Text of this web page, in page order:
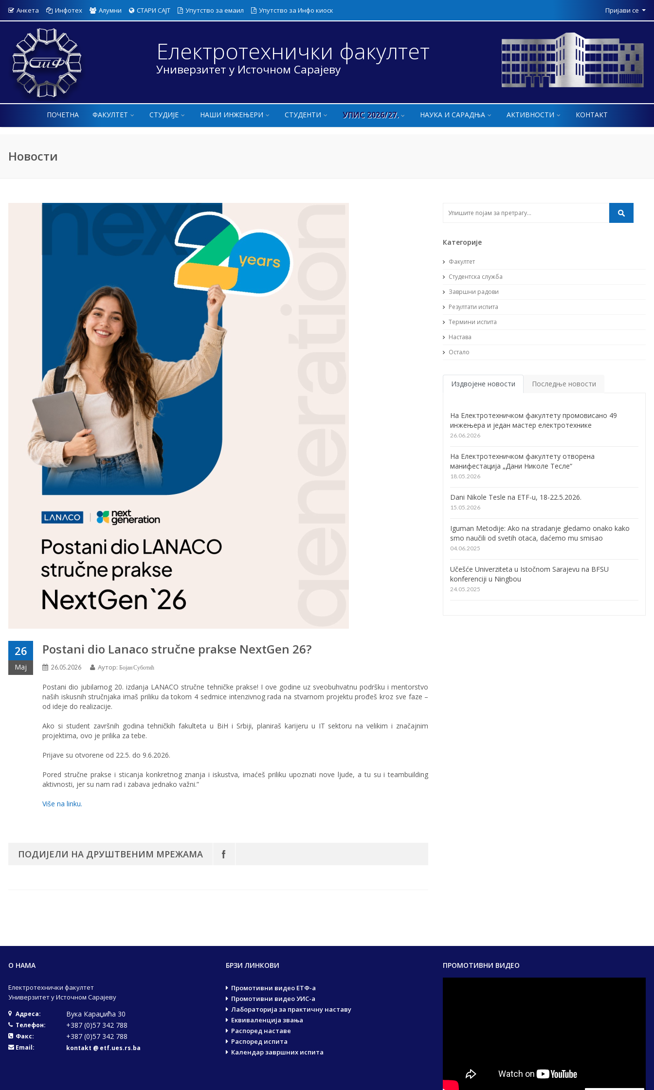
Анкета Инфотех Алумни СТАРИ САЈТ Упутство за емаил Упутство за Инфо киоск Пријави се
Електротехнички факултет
Универзитет у Источном Сарајеву
ПОЧЕТНА ФАКУЛТЕТ СТУДИЈЕ НАШИ ИНЖЕЊЕРИ СТУДЕНТИ УПИС 2026/27. НАУКА И САРАДЊА АКТИВНОСТИ КОНТАКТ
Новости
26
Мај
Postani dio Lanaco stručne prakse NextGen 26?
26.05.2026 Аутор: Бојан Суботић
Postani dio jubilarnog 20. izdanja LANACO stručne tehničke prakse! I ove godine uz sveobuhvatnu podršku i mentorstvo
naših iskusnih stručnjaka imaš priliku da tokom 4 sedmice intenzivnog rada na stvarnom projektu prođeš kroz sve faze –
od ideje do realizacije.
Ako si student završnih godina tehničkih fakulteta u BiH i Srbiji, planiraš karijeru u IT sektoru na velikim i značajnim
projektima, ovo je prilika za tebe.
Prijave su otvorene od 22.5. do 9.6.2026.
Pored stručne prakse i sticanja konkretnog znanja i iskustva, imaćeš priliku upoznati nove ljude, a tu su i teambuilding
aktivnosti, jer su nam rad i zabava jednako važni.”
Više na linku.
ПОДИЈЕЛИ НА ДРУШТВЕНИМ МРЕЖАМА
Категорије
Факултет
Студентска служба
Завршни радови
Резултати испита
Термини испита
Настава
Остало
Издвојене новости Последње новости
На Електротехничком факултету промовисано 49
инжењера и један мастер електротехнике
26.06.2026
На Електротехничком факултету отворена
манифестација „Дани Николе Тесле“
18.05.2026
Dani Nikole Tesle na ETF-u, 18-22.5.2026.
15.05.2026
Iguman Metodije: Ako na stradanje gledamo onako kako
smo naučili od svetih otaca, daćemo mu smisao
04.06.2025
Učešće Univerziteta u Istočnom Sarajevu na BFSU
konferenciji u Ningbou
24.05.2025
О НАМА
Електротехнички факултет
Универзитет у Источном Сарајеву
Адреса: Вука Караџића 30
Телефон: +387 (0)57 342 788
Факс: +387 (0)57 342 788
Email: kontakt @ etf.ues.rs.ba
БРЗИ ЛИНКОВИ
Промотивни видео ЕТФ-а
Промотивни видео УИС-а
Лабораторија за практичну наставу
Еквиваленција звања
Распоред наставе
Распоред испита
Календар завршних испита
ПРОМОТИВНИ ВИДЕО